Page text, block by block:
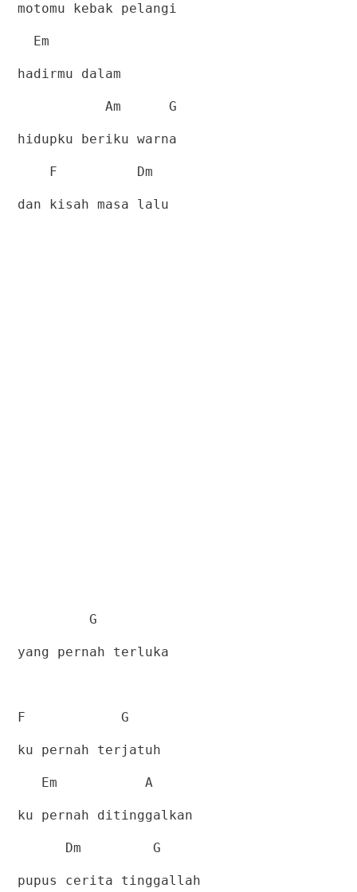
motomu kebak pelangi
Em
hadirmu dalam
Am G
hidupku beriku warna
F Dm
dan kisah masa lalu
G
yang pernah terluka
F G
ku pernah terjatuh
Em A
ku pernah ditinggalkan
Dm G
pupus cerita tinggallah